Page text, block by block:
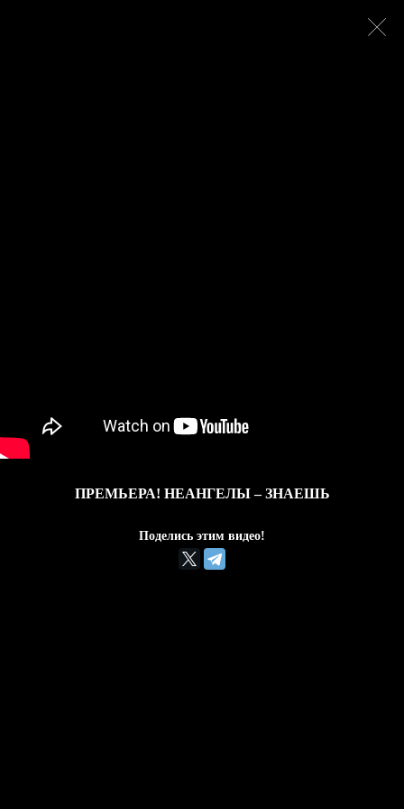
ПРЕМЬЕРА! НЕАНГЕЛЫ – ЗНАЕШЬ
Поделись этим видео!